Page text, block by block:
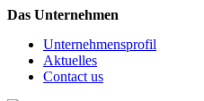
Das Unternehmen
Unternehmensprofil
Aktuelles
Contact us